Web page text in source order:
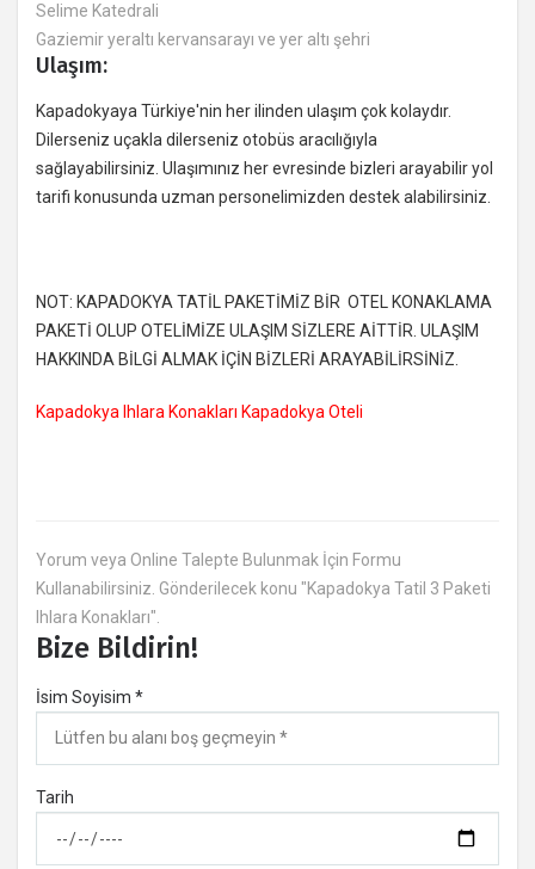
Selime Katedrali
Gaziemir yeraltı kervansarayı ve yer altı şehri
Ulaşım:
Kapadokyaya Türkiye'nin her ilinden ulaşım çok kolaydır.
Dilerseniz uçakla dilerseniz otobüs aracılığıyla
sağlayabilirsiniz. Ulaşımınız her evresinde bizleri arayabilir yol
tarifi konusunda uzman personelimizden destek alabilirsiniz.
NOT: KAPADOKYA TATİL PAKETİMİZ BİR OTEL KONAKLAMA
PAKETİ OLUP OTELİMİZE ULAŞIM SİZLERE AİTTİR. ULAŞIM
HAKKINDA BİLGİ ALMAK İÇİN BİZLERİ ARAYABİLİRSİNİZ.
Kapadokya Ihlara Konakları Kapadokya Oteli
Yorum veya Online Talepte Bulunmak İçin Formu
Kullanabilirsiniz. Gönderilecek konu "Kapadokya Tatil 3 Paketi
Ihlara Konakları".
Bize Bildirin!
İsim Soyisim *
Tarih